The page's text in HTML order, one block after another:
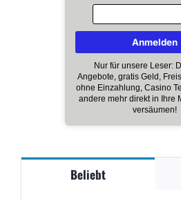
Nur für unsere Leser:
Angebote, gratis Geld,
ohne Einzahlung, Casino
andere mehr direkt in Ihre
versäumen!
Beliebt